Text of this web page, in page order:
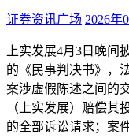
证券资讯广场 2026年
上实发展4月3日晚
的《民事判决书》，
案涉虚假陈述之间的
（上实发展）赔偿其
的全部诉讼请求；案